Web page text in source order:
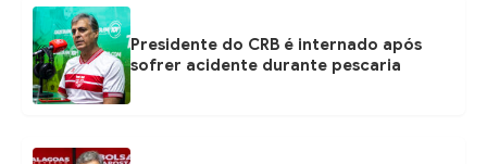
Presidente do CRB é internado após
sofrer acidente durante pescaria